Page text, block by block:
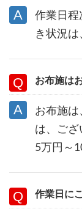
作業日程
き状況は
お布施は
お布施は
は、ござ
5万円～
作業日に